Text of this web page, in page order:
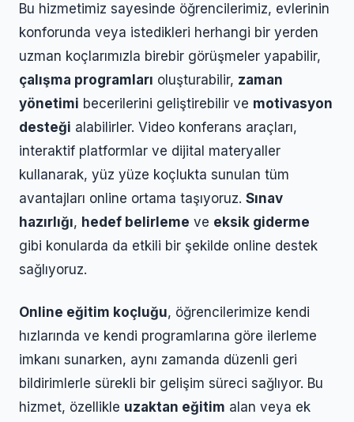
Bu hizmetimiz sayesinde öğrencilerimiz, evlerinin
konforunda veya istedikleri herhangi bir yerden
uzman koçlarımızla birebir görüşmeler yapabilir,
çalışma programları oluşturabilir, zaman
yönetimi becerilerini geliştirebilir ve motivasyon
desteği alabilirler. Video konferans araçları,
interaktif platformlar ve dijital materyaller
kullanarak, yüz yüze koçlukta sunulan tüm
avantajları online ortama taşıyoruz. Sınav
hazırlığı, hedef belirleme ve eksik giderme
gibi konularda da etkili bir şekilde online destek
sağlıyoruz.
Online eğitim koçluğu, öğrencilerimize kendi
hızlarında ve kendi programlarına göre ilerleme
imkanı sunarken, aynı zamanda düzenli geri
bildirimlerle sürekli bir gelişim süreci sağlıyor. Bu
hizmet, özellikle uzaktan eğitim alan veya ek